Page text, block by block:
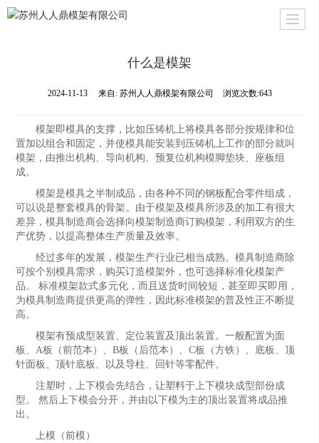
什么是模架
2024-11-13 来自: 苏州人人鼎模架有限公司 浏览次数:643
模架即模具的支撑，比如压铸机上将模具各部分按规律和位
置加以组合和固定，并使模具能安装到压铸机上工作的部分就叫
模架，由推出机构、导向机构、预复位机构模脚垫块、座板组
成。
模架是模具之半制成品，由各种不同的钢板配合零件组成，
可以说是整套模具的骨架。由于模架及模具所涉及的加工有很大
差异，模具制造商会选择向模架制造商订购模架，利用双方的生
产优势，以提高整体生产质量及效率。
经过多年的发展，模架生产行业已相当成熟。模具制造商除
可按个别模具需求，购买订造模架外，也可选择标准化模架产
品。 标准模架款式多元化，而且送货时间较短，甚至即买即用，
为模具制造商提供更高的弹性，因此标准模架的普及性正不断提
高。
模架有预成型装置、定位装置及顶出装置。一般配置为面
板、A板（前范本）、B板（后范本）、C板（方铁）、底板、顶
针面板、顶针底板、以及导柱、回针等零配件。
注塑时，上下模会先结合，让塑料于上下模块成型部份成
型。 然后上下模会分开，并由以下模为主的顶出装置将成品推
出。
上模（前模）